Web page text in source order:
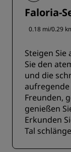
Faloria-
0.18 mi/0.29
Steigen Sie
Sie den
und die
Freunden,
genießen
Erkunden
Tal